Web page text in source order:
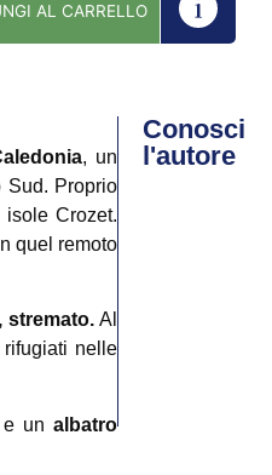
AL CARRELLO
, un
Sud. Proprio
Crozet.
quel remoto
stremato. Al
nelle
un albatro
Conosci
l'autore